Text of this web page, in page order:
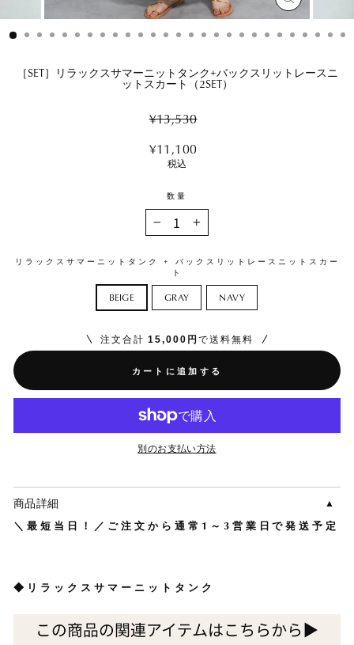
閉
じ
［SET］リラックスサマーニットタンク+バックスリットレースニ
ットスカート（2SET）
Regular
¥13,530
Sale
price
¥11,100
税込
数量
− +
リラックスサマーニットタンク + バックスリットレースニットスカー
ト
BEIGE GRAY NAVY
注文合計 15,000円 で送料無料
カートに追加する
別のお支払い方法
商品詳細
＼最短当日！／ご注文から通常1～3営業日で発送予定
◆リラックスサマーニットタンク